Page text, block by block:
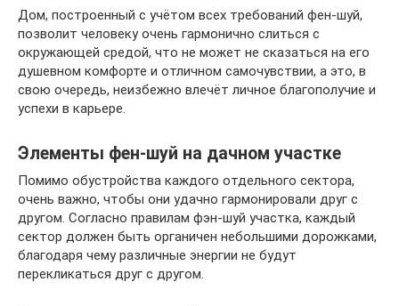
Дом, построенный с учётом всех требований фен-шуй,
позволит человеку очень гармонично слиться с
окружающей средой, что не может не сказаться на его
душевном комфорте и отличном самочувствии, а это, в
свою очередь, неизбежно влечёт личное благополучие и
успехи в карьере.
Элементы фен-шуй на дачном участке
Помимо обустройства каждого отдельного сектора,
очень важно, чтобы они удачно гармонировали друг с
другом. Согласно правилам фэн-шуй участка, каждый
сектор должен быть органичен небольшими дорожками,
благодаря чему различные энергии не будут
перекликаться друг с другом.